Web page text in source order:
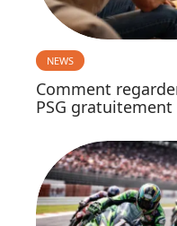
NEWS
Comment
PSG